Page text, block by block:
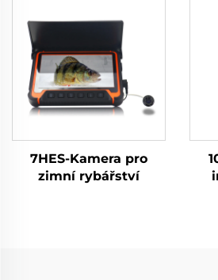
7HES-Kamera pro
zimní rybářství